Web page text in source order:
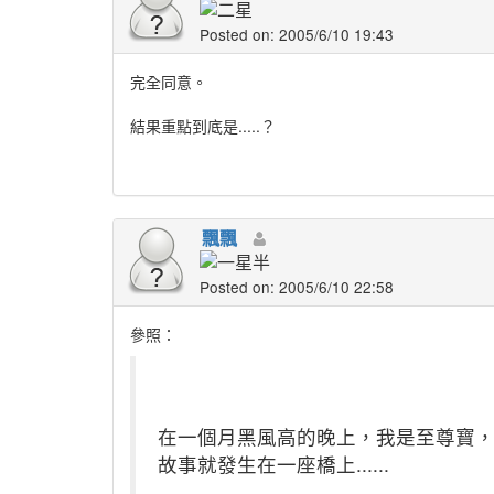
Posted on: 2005/6/10 19:43
完全同意。
結果重點到底是.....？
飄飄
Posted on: 2005/6/10 22:58
參照：
在一個月黑風高的晚上，我是至尊寶
故事就發生在一座橋上......